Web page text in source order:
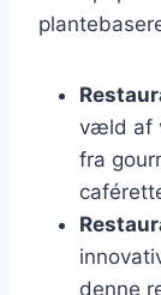
væld af
fra
denne